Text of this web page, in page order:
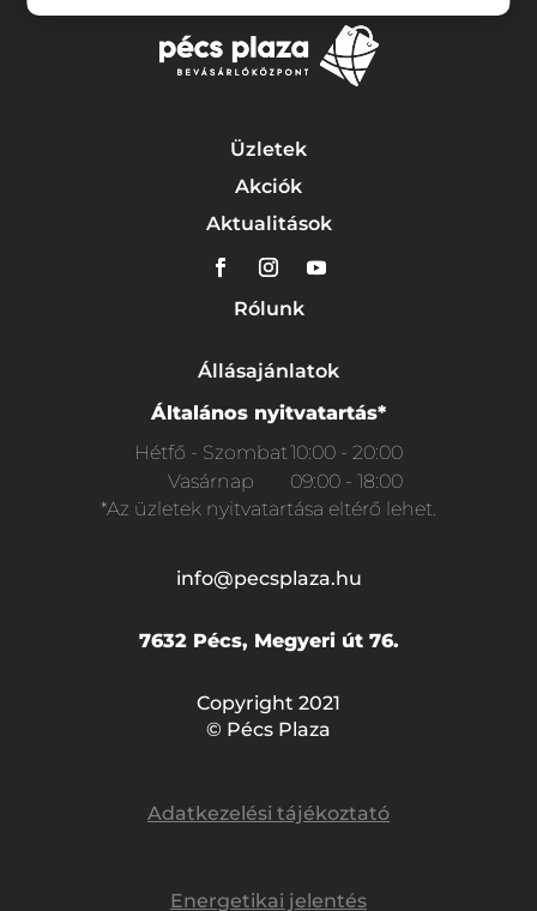
Üzletek
Akciók
Aktualitások
Rólunk
Állásajánlatok
Általános nyitvatartás*
Hétfő - Szombat10:00 - 20:00
Vasárnap
09:00 - 18:00
*Az üzletek nyitvatartása eltérő lehet.
info@pecsplaza.hu
7632 Pécs, Megyeri út 76.
Copyright 2021
© Pécs Plaza
Adatkezelési tájékoztató
Energetikai jelentés